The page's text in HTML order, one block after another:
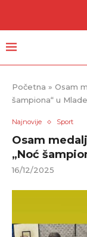
Početna » Osam
šampiona“ u
Najnovije Sport
Osam
„Noć
16/12/2025